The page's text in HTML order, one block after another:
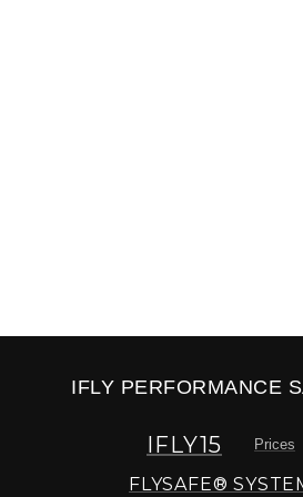
IFLY PERFORMANCE
IFLY15 Prices
FLYSAFE®